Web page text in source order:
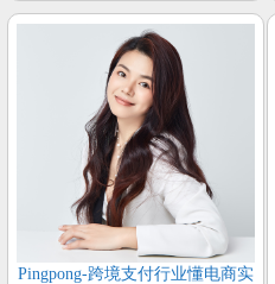
Pingpong-跨境支付行业懂电商实